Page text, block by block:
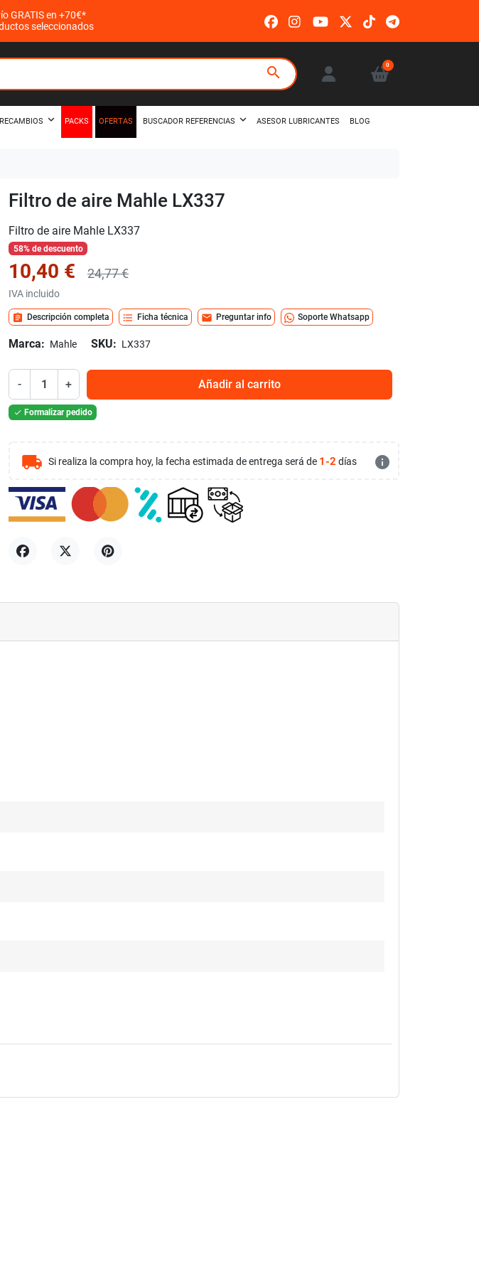
GRATIS en +70€*
seleccionados
search 0
RECAMBIOS PACKS OFERTAS BUSCADOR REFERENCIAS ASESOR LUBRICANTES BLOG
Filtro de aire Mahle LX337
Filtro de aire Mahle LX337
58% de descuento
10,40 € 24,77 €
IVA incluido
assignment Descripción completa format_list_bulleted Ficha técnica mail Preguntar info Soporte Whatsapp
Marca: Mahle SKU: LX337
- + Añadir al carrito
 Formalizar pedido
local_shipping Si realiza la compra hoy, la fecha estimada de entrega será de 1-2 días info